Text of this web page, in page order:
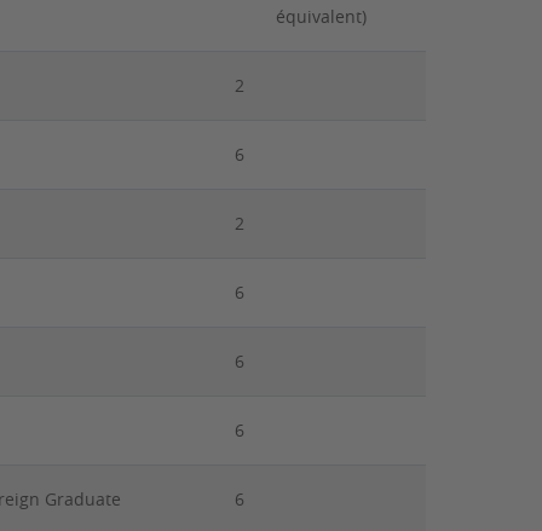
équivalent)
2
6
2
6
6
6
Graduate
6